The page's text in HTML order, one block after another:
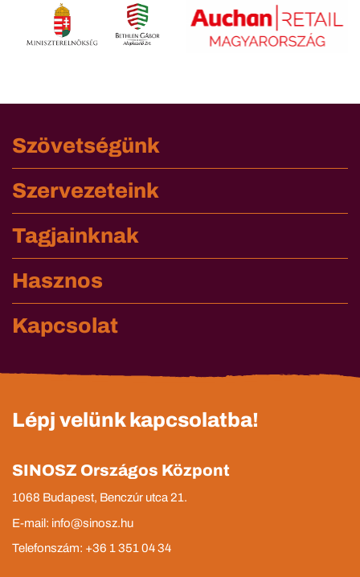
Szövetségünk
Szervezeteink
Tagjainknak
Hasznos
Kapcsolat
Lépj velünk kapcsolatba!
SINOSZ Országos Központ
1068 Budapest, Benczúr utca 21.
E-mail: info@sinosz.hu
Telefonszám: +36 1 351 04 34